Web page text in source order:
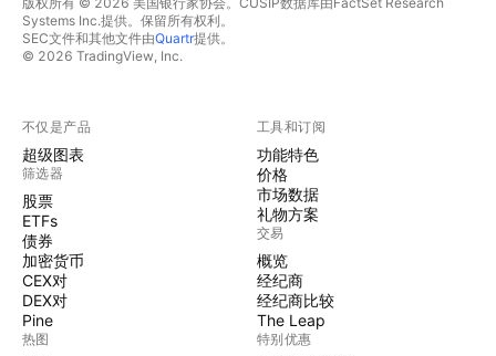
Systems Inc.提供。保留所有权利。
SEC文件和其他文件由Quartr提供。
© 2026 TradingView, Inc.
不仅是产品
超级图表
筛选器
股票
ETFs
债券
加密货币
CEX对
DEX对
Pine
热图
工具和订阅
功能特色
价格
市场数据
礼物方案
交易
概览
经纪商
经纪商比较
The Leap
特别优惠